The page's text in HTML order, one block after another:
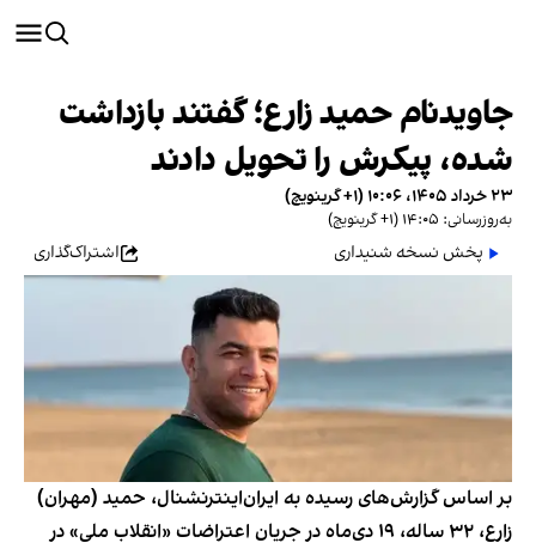
جاویدنام حمید زارع؛ گفتند بازداشت
شده، پیکرش را تحویل دادند
۲۳ خرداد ۱۴۰۵، ۱۰:۰۶ (‎+۱ گرینویچ)
به‌روزرسانی: ۱۴:۰۵ (‎+۱ گرینویچ)
پخش نسخه شنیداری اشتراک‌گذاری
بر اساس گزارش‌های رسیده به ایران‌اینترنشنال، حمید (مهران)
زارع، ۳۲ ساله، ۱۹ دی‌ماه در جریان اعتراضات «انقلاب ملی» در